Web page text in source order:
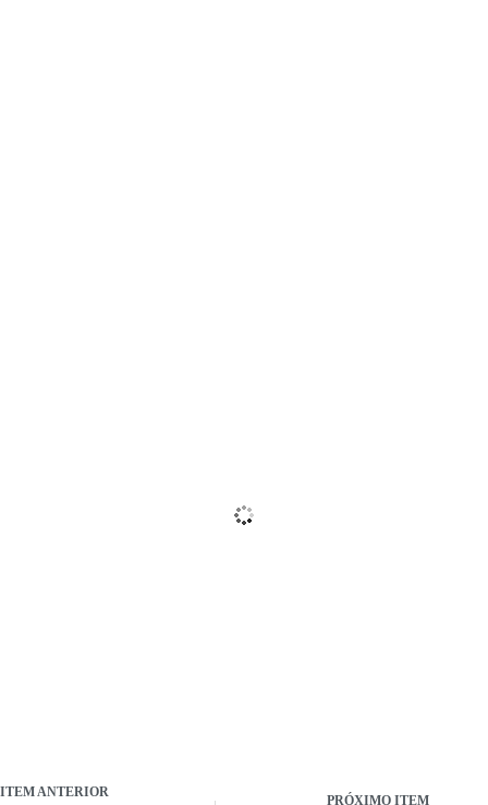
ITEM ANTERIOR
PRÓXIMO ITEM